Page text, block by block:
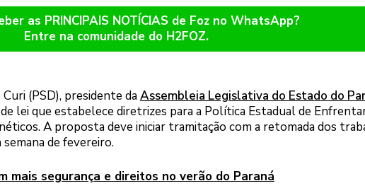
as PRINCIPAIS NOTÍCIAS de Foz no WhatsApp?
Entre na comunidade do H2FOZ.
(PSD), presidente daAssembleia Legislativa do Estado do
lei que estabelece diretrizes para a Política Estadual de
A proposta deve iniciar tramitação com a retomada dos
de fevereiro.
mais segurança e direitos no verão do Paraná